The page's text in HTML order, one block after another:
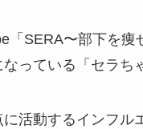
「SERA〜部下を痩
っている「セラち
活動するインフル